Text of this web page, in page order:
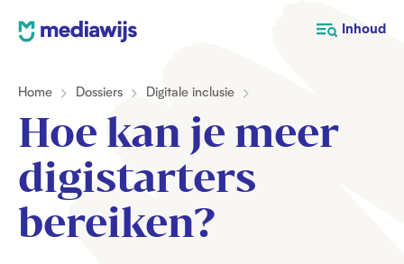
M
i
w
j
Inhoud
Home Dossiers Digitale inclusie
Hoe kan je meer
digistarters
bereiken?